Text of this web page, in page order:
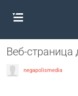
Веб-
negapolismedia